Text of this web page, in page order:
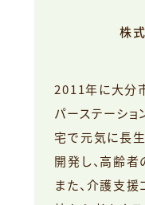
株
2011年に大分
パーステーショ
宅で元気に長
開発し、高齢者
また、介護支援